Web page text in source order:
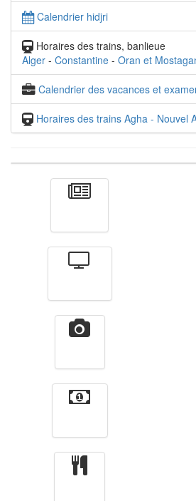
Calendrier hidjri
Horaires des trains, banlieue
Alger - Constantine - Oran et
Calendrier des vacances et
Horaires des trains Agha - Nouvel